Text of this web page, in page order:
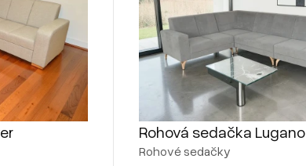
Rohová sedačka Lugano
Rohové sedačky